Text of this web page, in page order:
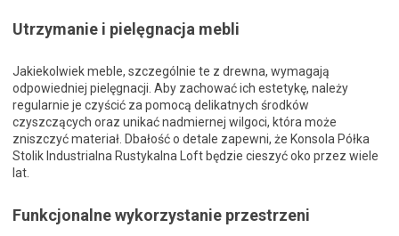
Utrzymanie i pielęgnacja mebli
Jakiekolwiek meble, szczególnie te z drewna, wymagają
odpowiedniej pielęgnacji. Aby zachować ich estetykę, należy
regularnie je czyścić za pomocą delikatnych środków
czyszczących oraz unikać nadmiernej wilgoci, która może
zniszczyć materiał. Dbałość o detale zapewni, że Konsola Półka
Stolik Industrialna Rustykalna Loft będzie cieszyć oko przez wiele
lat.
Funkcjonalne wykorzystanie przestrzeni